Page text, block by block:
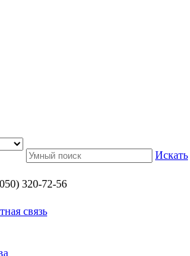
Искать
320-72-56
связь